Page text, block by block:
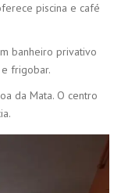
piscina e café
banheiro privativo
frigobar.
da Mata. O centro